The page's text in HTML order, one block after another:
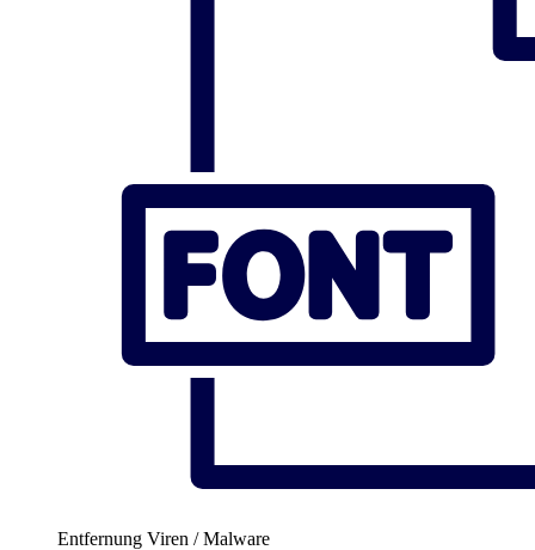
Entfernung Viren / Malware